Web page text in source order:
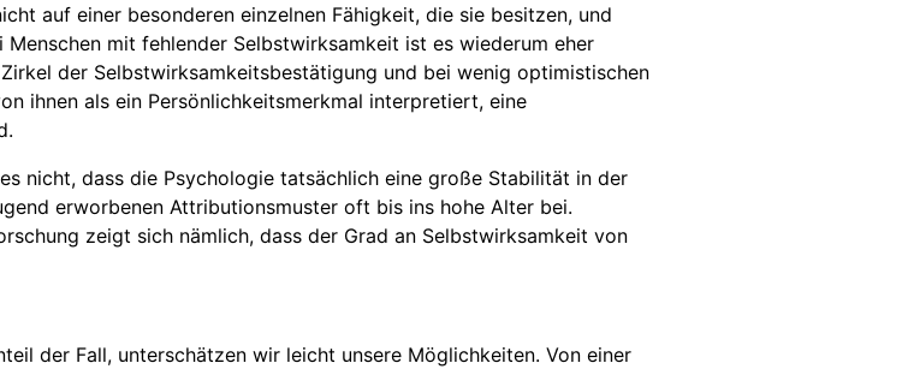
auf einer besonderen einzelnen Fähigkeit, die sie besitzen, und
mit fehlender Selbstwirksamkeit ist es wiederum eher
der Selbstwirksamkeitsbestätigung und bei wenig optimistischen
ihnen als ein Persönlichkeitsmerkmal interpretiert, eine
nicht, dass die Psychologie tatsächlich eine große Stabilität in der
erworbenen Attributionsmuster oft bis ins hohe Alter bei.
zeigt sich nämlich, dass der Grad an Selbstwirksamkeit von
der Fall, unterschätzen wir leicht unsere Möglichkeiten. Von einer